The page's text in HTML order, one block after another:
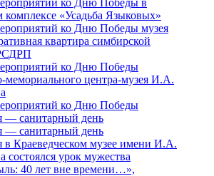
ко Дню Победы в
комплексе «Усадьба Языковых»
ко Дню Победы музея
квартира симбирской
ко Дню Победы
мемориального центра-музея И.А.
ко Дню Победы
— санитарный день
— санитарный день
в Краеведческом музее имени И.А.
состоялся урок мужества
40 лет вне времени…»,